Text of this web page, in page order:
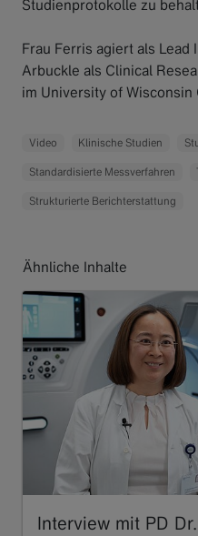
Studienprotokolle zu
Frau Ferris agiert als Lead
Arbuckle als Clinical
im University of Wisconsin
Video Klinische Studien
Standardisierte Messverfahren
Strukturierte Berichterstattung
Ähnliche Inhalte
Interview mit PD